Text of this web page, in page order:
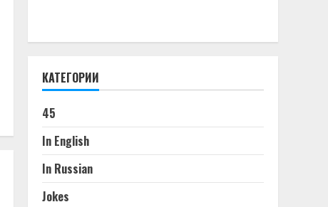
КАТЕГОРИИ
45
In English
In Russian
Jokes